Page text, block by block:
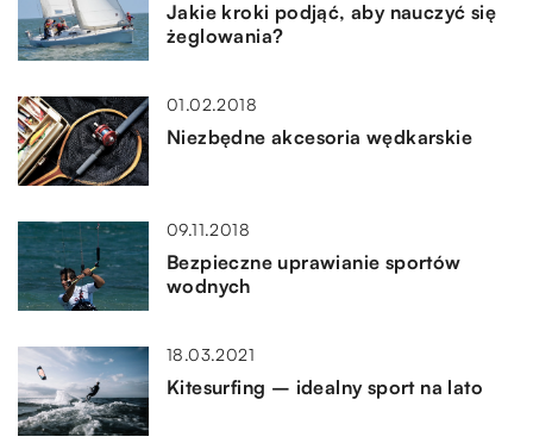
Jakie kroki podjąć, aby nauczyć się
żeglowania?
01.02.2018
Niezbędne akcesoria wędkarskie
09.11.2018
Bezpieczne uprawianie sportów
wodnych
18.03.2021
Kitesurfing – idealny sport na lato